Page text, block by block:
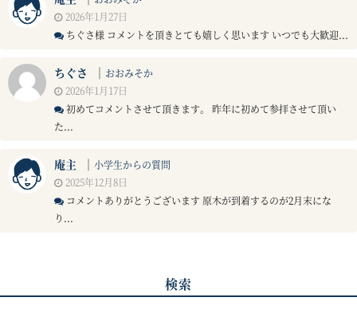
2026年1月27日
ちぐさ様 コメントを頂きとても嬉しく思います いつでも大歓迎...
ちぐさ ｜ おおみそか
2026年1月17日
初めてコメントさせて頂きます。 昨年に初めて参拝させて頂い
た...
庵主 ｜ 小学生からの質問
2025年12月8日
コメントありがとうございます 原木が到着するのが2月末にな
り...
検索